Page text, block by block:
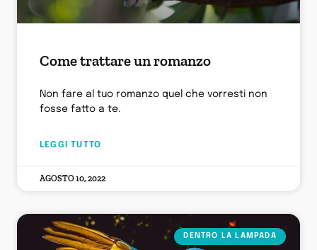
Come trattare un romanzo
Non fare al tuo romanzo quel che vorresti non
fosse fatto a te.
LEGGI TUTTO
AGOSTO 10, 2022
DENTRO LA LAMPADA